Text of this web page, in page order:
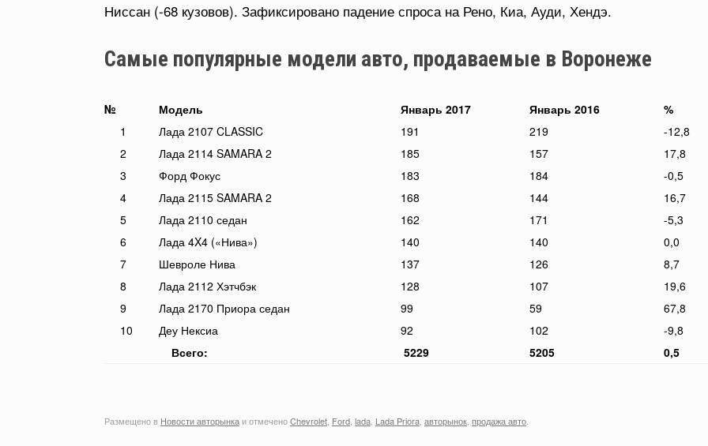
Ниссан (-68 кузовов). Зафиксировано падение спроса на Рено, Киа, Ауди, Хендэ.
Самые популярные модели авто, продаваемые в Воронеже
№ Модель Январь 2017 Январь 2016
%
1
Лада 2107 CLASSIC 191 219
-12,8
2
Лада 2114 SAMARA 2 185 157
17,8
3
Форд Фокус 183 184
-0,5
4
Лада 2115 SAMARA 2 168 144
16,7
5
Лада 2110 седан 162 171
-5,3
6
Лада 4X4 («Нива») 140 140
0,0
7
Шевроле Нива 137 126
8,7
8
Лада 2112 Хэтчбэк 128 107
19,6
9
Лада 2170 Приора седан 99 59
67,8
10
Деу Нексиа 92 102
-9,8
Всего:
5229 5205 0,5
Размещено в Новости авторынкаи отмеченоChevrolet Ford lada Lada Priora авторынок продажа авто